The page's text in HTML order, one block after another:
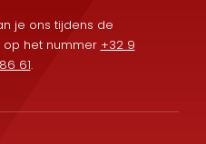
je ons tijdens de
op het nummer +32 9
61.